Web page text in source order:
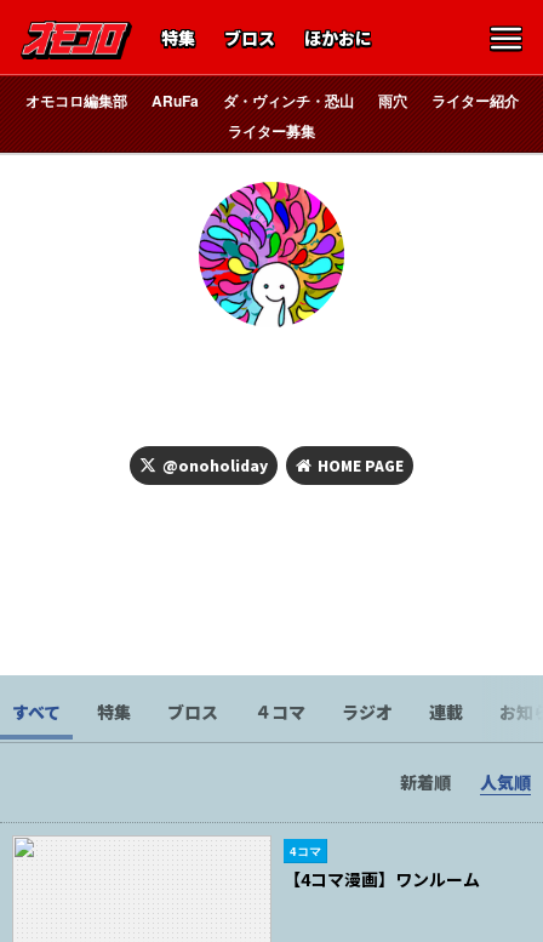
特集 ブロス ほかおに
オモコロ編集部 ARuFa ダ・ヴィンチ・恐山 雨穴
ライター紹介
ライター募集
@onoholiday HOME PAGE
すべて 特集 ブロス ４コマ ラジオ 連載 お知
新着順 人気順
4コマ
【4コマ漫画】ワンルーム